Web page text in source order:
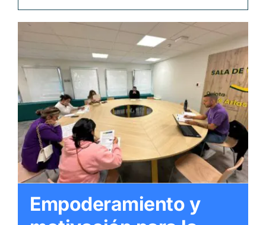
Actividades
Itinerarios
Mediateca
Empoderamiento y